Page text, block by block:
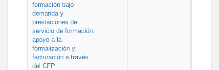
formación bajo
demanda y
prestaciones de
servicio de formación:
apoyo a la
formalización y
facturación a través
del CFP